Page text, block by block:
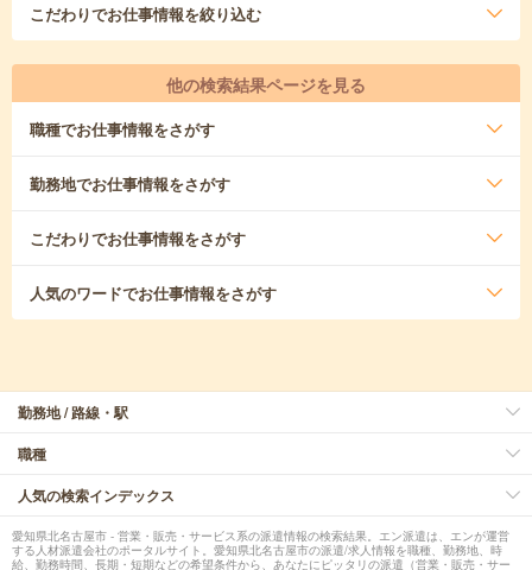
こだわりでお仕事情報を絞り込む
他の検索結果ページを見る
職種でお仕事情報をさがす
勤務地でお仕事情報をさがす
こだわりでお仕事情報をさがす
人気のワードでお仕事情報をさがす
勤務地 / 路線・駅
職種
人気の検索インデックス
愛知県北名古屋市 - 営業・販売・サービス系の派遣情報の検索結果。エン派遣は、エンが運営
する人材派遣会社のポータルサイト。愛知県北名古屋市の派遣/求人情報を職種、勤務地、時
給、勤務時間、長期・短期などの希望条件から、あなたにピッタリの派遣（営業・販売・サー